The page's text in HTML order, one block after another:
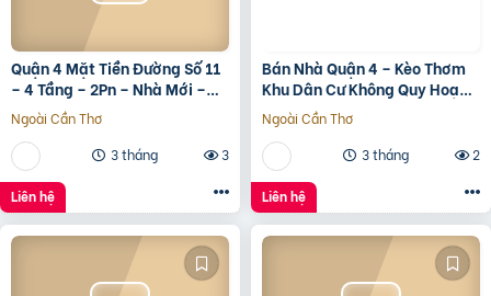
Quận 4 Mặt Tiền Đường Số 11
– 4 Tầng – 2Pn – Nhà Mới –
7.35 Tỷ Tl
Ngoài Cần Thơ
3 tháng
3
Liên hệ
Bán Nhà Quận 4 – Kèo Thơm
Khu Dân Cư Không Quy Hoạch
Cách Mặt Tiền Xóm Chiếu
30M
Ngoài Cần Thơ
3 tháng
2
Liên hệ